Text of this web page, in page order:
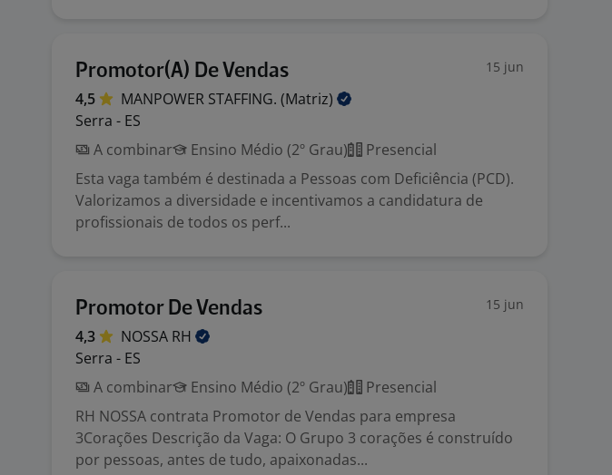
Promotor(A) De Vendas 15 jun
4,5 MANPOWER STAFFING. (Matriz)
Serra - ES
A combinar
Ensino Médio (2º Grau)
Presencial
Esta vaga também é destinada a Pessoas com Deficiência (PCD).
Valorizamos a diversidade e incentivamos a candidatura de
profissionais de todos os perf...
Promotor De Vendas 15 jun
4,3 NOSSA RH
Serra - ES
A combinar
Ensino Médio (2º Grau)
Presencial
RH NOSSA contrata Promotor de Vendas para empresa
3Corações Descrição da Vaga: O Grupo 3 corações é construído
por pessoas, antes de tudo, apaixonadas...